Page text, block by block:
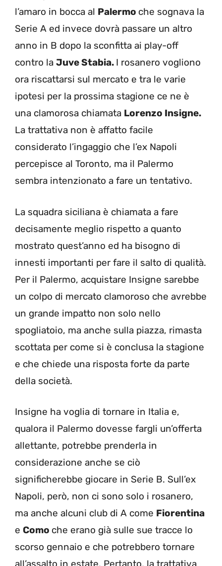
l’amaro in bocca al Palermo che sognava la
Serie A ed invece dovrà passare un altro
anno in B dopo la sconfitta ai play-off
contro la Juve Stabia. I rosanero vogliono
ora riscattarsi sul mercato e tra le varie
ipotesi per la prossima stagione ce ne è
una clamorosa chiamata Lorenzo Insigne.
La trattativa non è affatto facile
considerato l’ingaggio che l’ex Napoli
percepisce al Toronto, ma il Palermo
sembra intenzionato a fare un tentativo.
La squadra siciliana è chiamata a fare
decisamente meglio rispetto a quanto
mostrato quest’anno ed ha bisogno di
innesti importanti per fare il salto di qualità.
Per il Palermo, acquistare Insigne sarebbe
un colpo di mercato clamoroso che avrebbe
un grande impatto non solo nello
spogliatoio, ma anche sulla piazza, rimasta
scottata per come si è conclusa la stagione
e che chiede una risposta forte da parte
della società.
Insigne ha voglia di tornare in Italia e,
qualora il Palermo dovesse fargli un’offerta
allettante, potrebbe prenderla in
considerazione anche se ciò
significherebbe giocare in Serie B. Sull’ex
Napoli, però, non ci sono solo i rosanero,
ma anche alcuni club di A come Fiorentina
e Como che erano già sulle sue tracce lo
scorso gennaio e che potrebbero tornare